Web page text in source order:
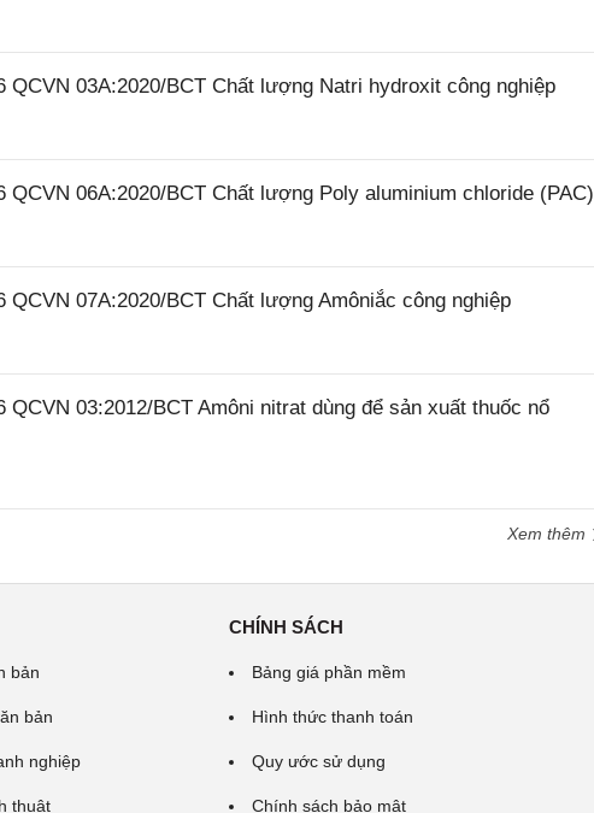
03A:2020/BCT Chất lượng Natri hydroxit công nghiệp
06A:2020/BCT Chất lượng Poly aluminium chloride (PAC)
07A:2020/BCT Chất lượng Amôniắc công nghiệp
03:2012/BCT Amôni nitrat dùng để sản xuất thuốc nổ
Xem thêm
bản
bản
nghiệp
thuật
CHÍNH SÁCH
Bảng giá phần mềm
Hình thức thanh toán
Quy ước sử dụng
Chính sách bảo mật